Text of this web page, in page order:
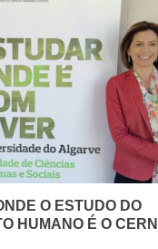
O ESTUDO DO
HUMANO É O